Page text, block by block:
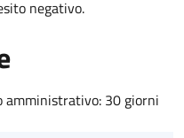
negativo.
amministrativo: 30 giorni